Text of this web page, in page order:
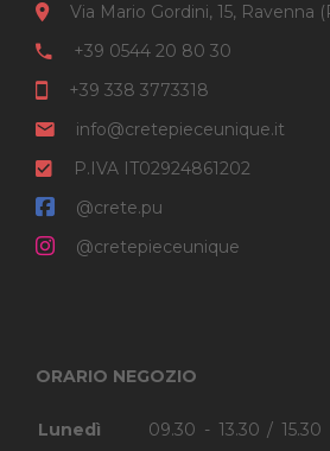
Via Mario Gordini, 15, Ravenna
+39 0544 20 80 30
+39 338 3773318
info@cretepieceunique.it
P.IVA IT02924861202
@crete.pu
@cretepieceunique
ORARIO NEGOZIO
Lunedì
09.30 - 13.30 / 15.30